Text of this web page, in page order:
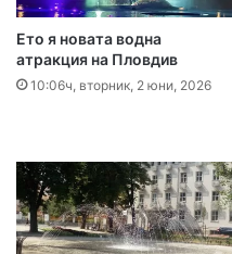
Ето я новата водна
атракция на Пловдив
10:06ч, вторник, 2 юни, 2026